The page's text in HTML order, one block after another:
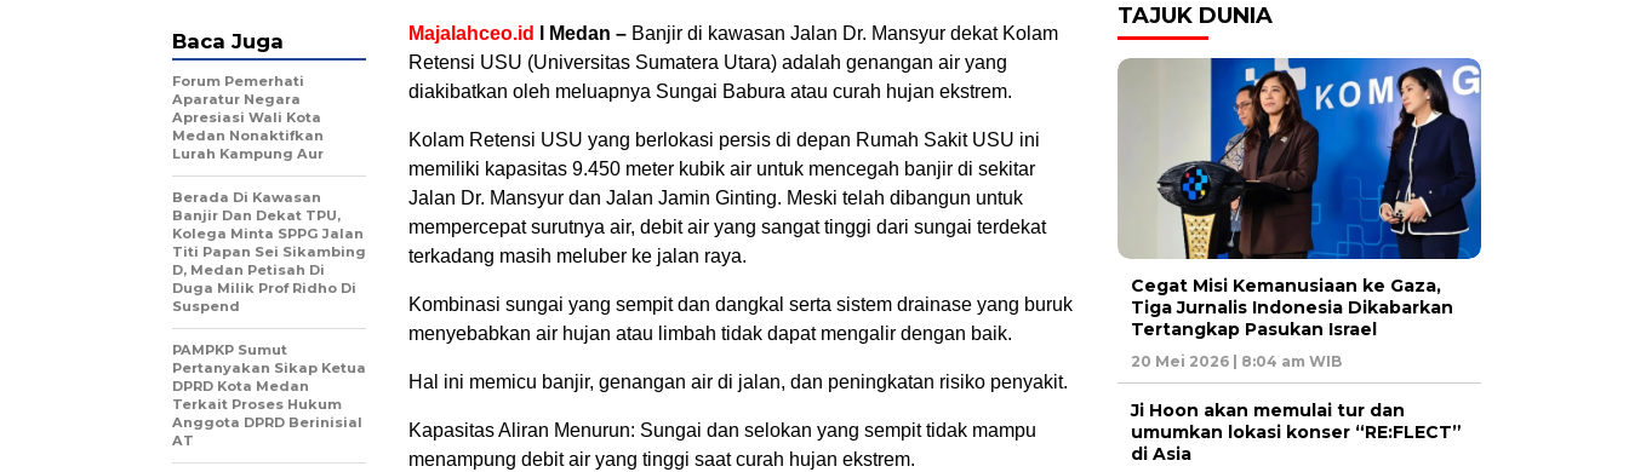
Majalahceo.id l Medan – Banjir di kawasan Jalan Dr. Mansyur dekat Kolam
Retensi USU (Universitas Sumatera Utara) adalah genangan air yang
diakibatkan oleh meluapnya Sungai Babura atau curah hujan ekstrem.
Kolam Retensi USU yang berlokasi persis di depan Rumah Sakit USU ini
memiliki kapasitas 9.450 meter kubik air untuk mencegah banjir di sekitar
Jalan Dr. Mansyur dan Jalan Jamin Ginting. Meski telah dibangun untuk
mempercepat surutnya air, debit air yang sangat tinggi dari sungai terdekat
terkadang masih meluber ke jalan raya.
Kombinasi sungai yang sempit dan dangkal serta sistem drainase yang buruk
menyebabkan air hujan atau limbah tidak dapat mengalir dengan baik.
Hal ini memicu banjir, genangan air di jalan, dan peningkatan risiko penyakit.
Kapasitas Aliran Menurun: Sungai dan selokan yang sempit tidak mampu
menampung debit air yang tinggi saat curah hujan ekstrem.
Baca Juga
Forum Pemerhati
Aparatur Negara
Apresiasi Wali Kota
Medan Nonaktifkan
Lurah Kampung Aur
Berada Di Kawasan
Banjir Dan Dekat TPU,
Kolega Minta SPPG Jalan
Titi Papan Sei Sikambing
D, Medan Petisah Di
Duga Milik Prof Ridho Di
Suspend
PAMPKP Sumut
Pertanyakan Sikap Ketua
DPRD Kota Medan
Terkait Proses Hukum
Anggota DPRD Berinisial
AT
TAJUK DUNIA
Cegat Misi Kemanusiaan ke Gaza,
Tiga Jurnalis Indonesia Dikabarkan
Tertangkap Pasukan Israel
20 Mei 2026 | 8:04 am WIB
Ji Hoon akan memulai tur dan
umumkan lokasi konser “RE:FLECT”
di Asia